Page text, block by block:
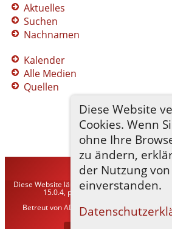
Diese Website
Cookies. Wenn
ohne Ihre
zu ändern,
der Nutzung von
einverstanden.
Aktuelles
Suchen
Nachnamen
Kalender
Alle Medien
Quellen
TNG-ADLER©
Diese Website läuft mitThe Next Generation
15.0.4, programmiert von Darrin
Betreut vonADLER Heraldisch-